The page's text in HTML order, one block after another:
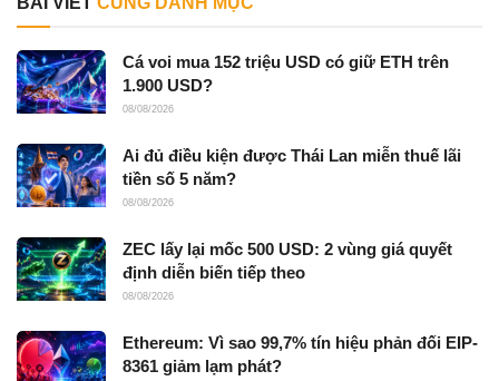
Cá voi mua 152 triệu USD có giữ ETH trên
1.900 USD?
08/08/2026
Ai đủ điều kiện được Thái Lan miễn thuế lãi
tiền số 5 năm?
08/08/2026
ZEC lấy lại mốc 500 USD: 2 vùng giá quyết
định diễn biến tiếp theo
08/08/2026
Ethereum: Vì sao 99,7% tín hiệu phản đối EIP-
8361 giảm lạm phát?